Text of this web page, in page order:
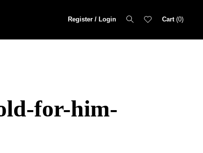
Register / Login Cart 0
for-him-